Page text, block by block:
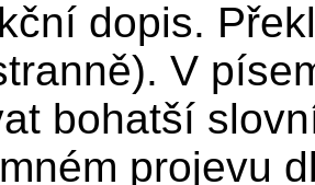
dopis.
V
bohatší
projevu